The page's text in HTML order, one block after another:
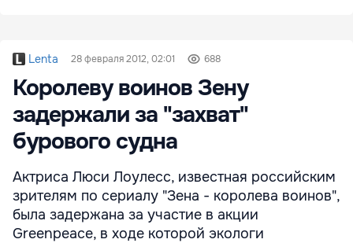
Lenta 28 февраля 2012, 02:01 688
Королеву воинов Зену
задержали за "захват"
бурового судна
Актриса Люси Лоулесс, известная российским
зрителям по сериалу "Зена - королева воинов",
была задержана за участие в акции
Greenpeace, в ходе которой экологи